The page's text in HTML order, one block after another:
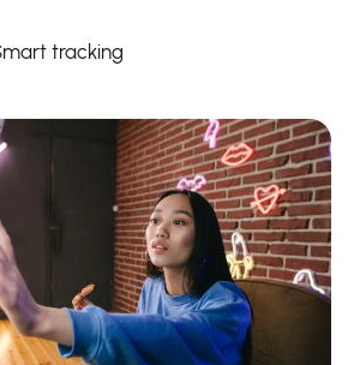
tracking